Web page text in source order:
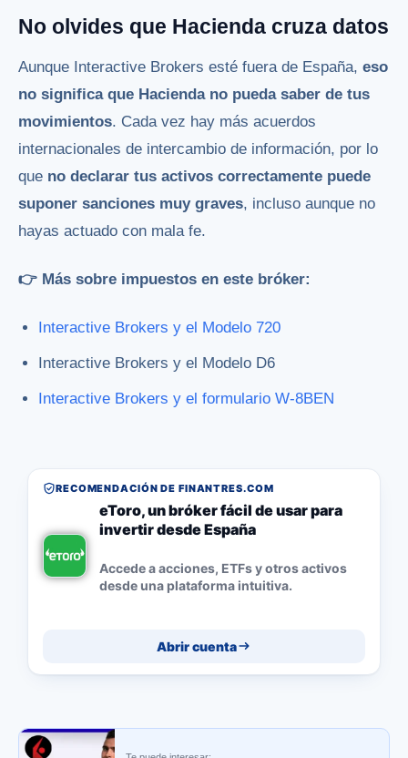
No olvides que Hacienda cruza datos
Aunque Interactive Brokers esté fuera de España, eso
no significa que Hacienda no pueda saber de tus
movimientos. Cada vez hay más acuerdos
internacionales de intercambio de información, por lo
que no declarar tus activos correctamente puede
suponer sanciones muy graves, incluso aunque no
hayas actuado con mala fe.
👉 Más sobre impuestos en este bróker:
Interactive Brokers y el Modelo 720
Interactive Brokers y el Modelo D6
Interactive Brokers y el formulario W-8BEN
RECOMENDACIÓN DE FINANTRES.COM
eToro, un bróker fácil de usar para
invertir desde España
Accede a acciones, ETFs y otros activos
desde una plataforma intuitiva.
Abrir cuenta